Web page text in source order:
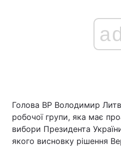
Голова ВР Володимир
робочої групи, яка має
вибори Президента
якого висновку рішення